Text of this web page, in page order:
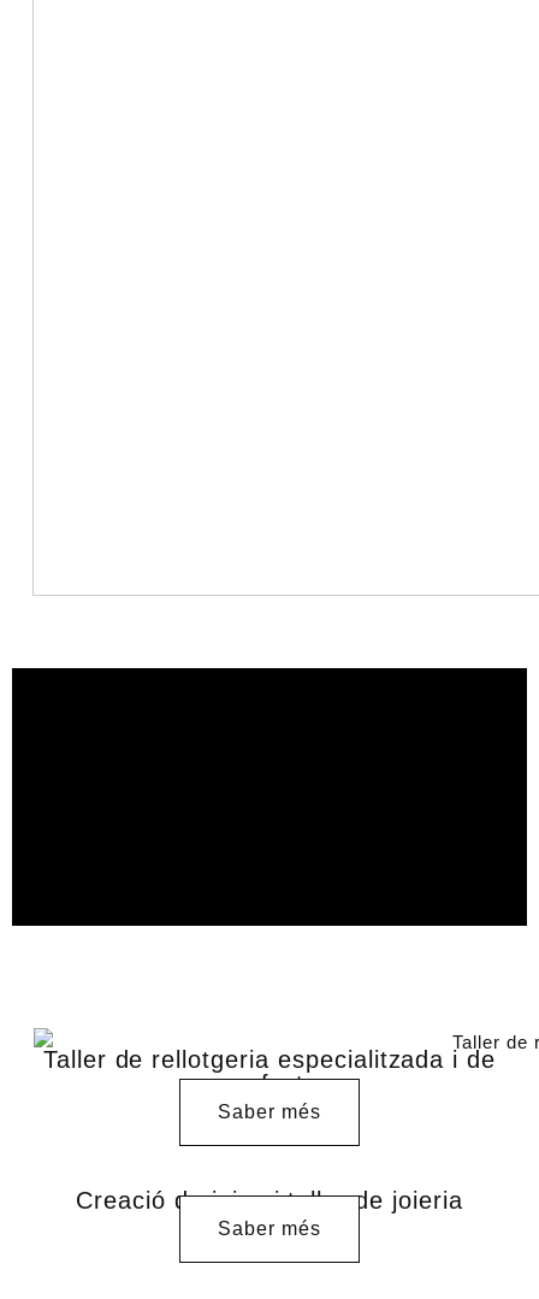
Taller de rellotgeria especialitzada i de
manufactura
Saber més
Creació de joies i taller de joieria
Saber més